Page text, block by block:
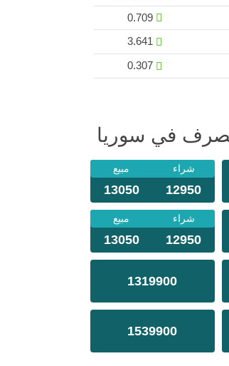
في سوريا
شراء مبيع
12950
13050
شراء مبيع
12950
13050
1319900
1539900